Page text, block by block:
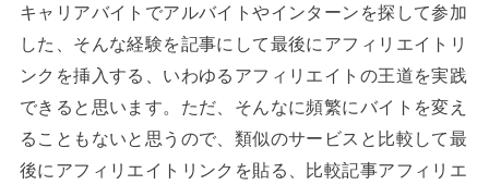
キャリアバイトでアルバイトやインターンを探して参加
した、そんな経験を記事にして最後にアフィリエイトリ
ンクを挿入する、いわゆるアフィリエイトの王道を実践
できると思います。ただ、そんなに頻繁にバイトを変え
ることもないと思うので、類似のサービスと比較して最
後にアフィリエイトリンクを貼る、比較記事アフィリエ